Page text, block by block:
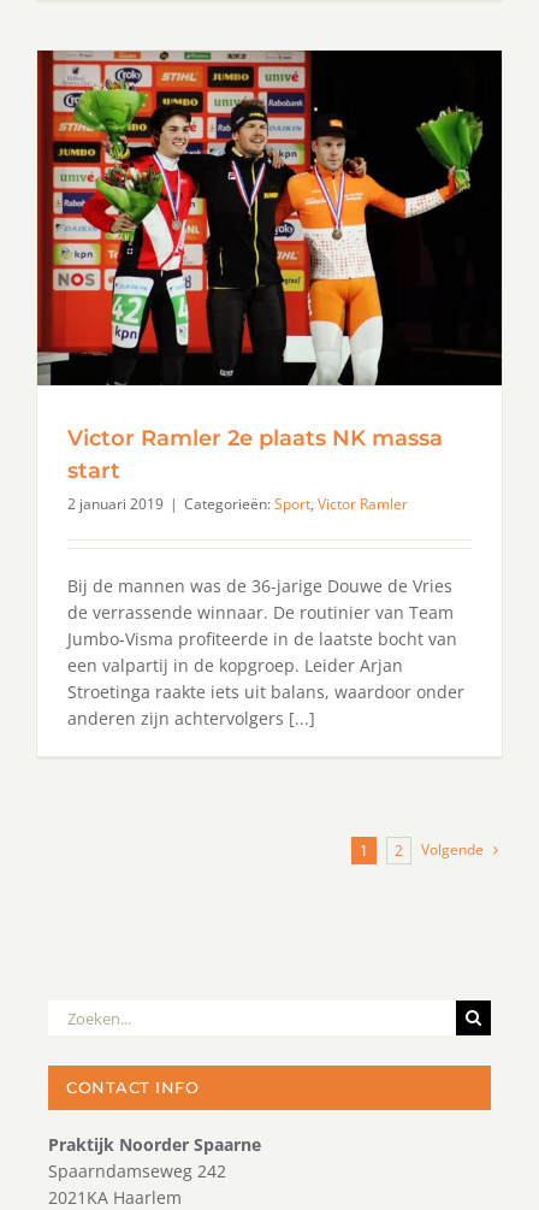
Victor Ramler 2e plaats NK massa
start
2 januari 2019 | Categorieën:Sport, Victor Ramler
Bij de mannen was de 36-jarige Douwe de Vries
de verrassende winnaar. De routinier van Team
Jumbo-Visma profiteerde in de laatste bocht van
een valpartij in de kopgroep. Leider Arjan
Stroetinga raakte iets uit balans, waardoor onder
anderen zijn achtervolgers [...]
1 2 Volgende
Zoeken
CONTACT INFO
Praktijk Noorder Spaarne
Spaarndamseweg 242
2021KA Haarlem